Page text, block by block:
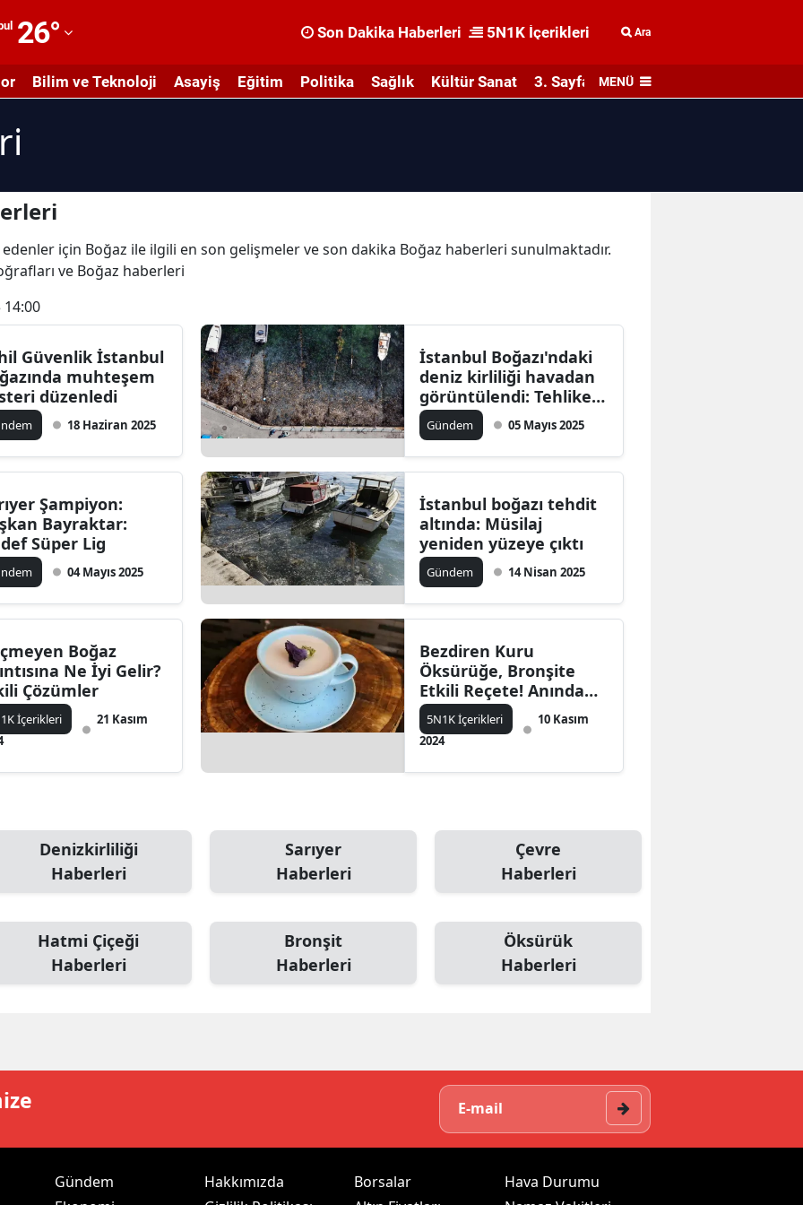
26° Son Dakika Haberleri 5N1K İçerikleri Ara
Bilim ve Teknoloji Asayiş Eğitim Politika Sağlık Kültür Sanat 3. Sayfa MENÜ
için Boğaz ile ilgili en son gelişmeler ve son dakika Boğaz haberleri sunulmaktadır.
ve Boğaz haberleri
14:00
Güvenlik İstanbul
muhteşem
düzenledi
18 Haziran 2025
İstanbul Boğazı'ndaki
deniz kirliliği havadan
görüntülendi: Tehlike
boyutu açıklandı
Gündem 05 Mayıs 2025
Şampiyon:
Bayraktar:
Süper Lig
04 Mayıs 2025
İstanbul boğazı tehdit
altında: Müsilaj
yeniden yüzeye çıktı
Gündem 14 Nisan 2025
Boğaz
Ne İyi Gelir?
Çözümler
İçerikleri
21 Kasım
Bezdiren Kuru
Öksürüğe, Bronşite
Etkili Reçete! Anında
Kesecek Şifa Kaynağı
5N1K İçerikleri
10 Kasım
2024
Denizkirliliği
Haberleri
Sarıyer
Haberleri
Çevre
Haberleri
Hatmi Çiçeği
Haberleri
Bronşit
Haberleri
Öksürük
Haberleri
Gündem
Hakkımızda
Borsalar
Hava Durumu